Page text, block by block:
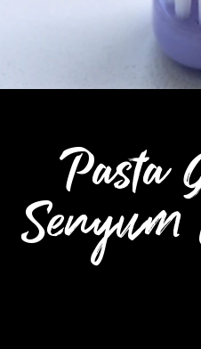
Pasta
Senyum